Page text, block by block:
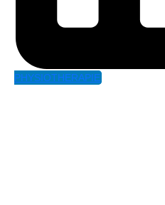
PHYSIOTHERAPIE